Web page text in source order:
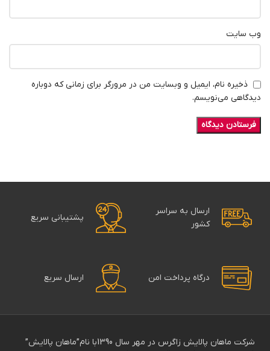
وب‌ سایت
ذخیره نام، ایمیل و وبسایت من در مرورگر برای زمانی که دوباره
دیدگاهی می‌نویسم.
ارسال به سراسر
کشور
پشتیبانی سریع
درگاه پرداخت امن ارسال سریع
شرکت ماهان پالایش زاگرس در مهر سال 1390با نام”ماهان پالایش”